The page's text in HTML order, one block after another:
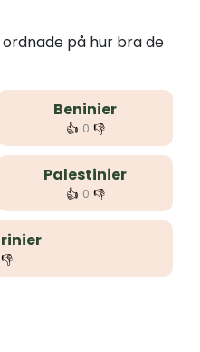
på hur bra de
Beninier
👍 0 👎
Palestinier
👍 0 👎
👎